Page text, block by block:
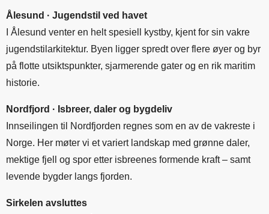
Ålesund · Jugendstil ved havet
I Ålesund venter en helt spesiell kystby, kjent for sin vakre
jugendstilarkitektur. Byen ligger spredt over flere øyer og byr
på flotte utsiktspunkter, sjarmerende gater og en rik maritim
historie.
Nordfjord · Isbreer, daler og bygdeliv
Innseilingen til Nordfjorden regnes som en av de vakreste i
Norge. Her møter vi et variert landskap med grønne daler,
mektige fjell og spor etter isbreenes formende kraft – samt
levende bygder langs fjorden.
Sirkelen avsluttes